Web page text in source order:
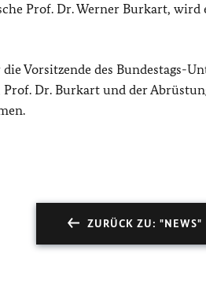
Prof. Dr. Werner Burkart,
Vorsitzende des Bundestags-
Dr. Burkart und der
ZURÜCK ZU: "NEWS"